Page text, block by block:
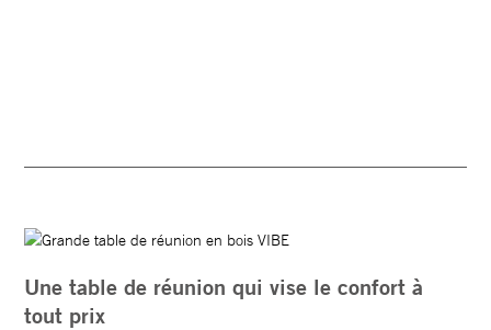
Une table de réunion qui vise le confort à
tout prix